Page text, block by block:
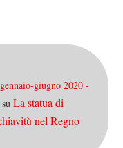
giugno 2020 -
su La statua di
nel Regno